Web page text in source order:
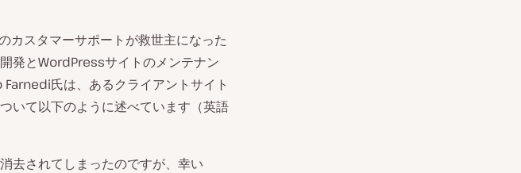
カスタマーサポートが救世主になった
発とWordPressサイトのメンテナン
氏は、あるクライアントサイト
いて以下のように述べています（英語
去されてしまったのですが、幸い